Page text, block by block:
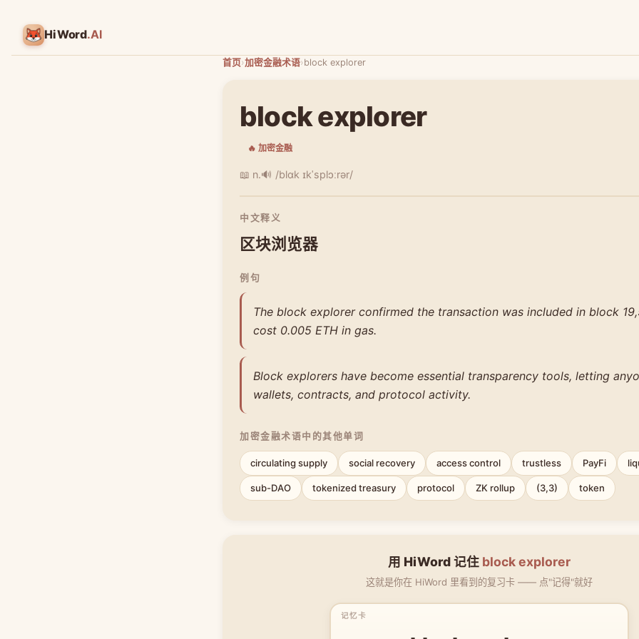
HiWord.AI
首页›加密金融术语›block explorer
block explorer
🔥 加密金融
📖 n.🔊 /blɑk ɪkˈsplɔːrər/
中文释义
区块浏览器
例句
The block explorer confirmed the transaction was included in block
cost 0.005 ETH in gas.
Block explorers have become essential transparency tools, letting
wallets, contracts, and protocol activity.
加密金融术语中的其他单词
circulating supply social recovery access control trustless PayFi
sub-DAO tokenized treasury protocol ZK rollup (3,3) token
用 HiWord 记住 block explorer
这就是你在 HiWord 里看到的复习卡 —— 点"记得"就好